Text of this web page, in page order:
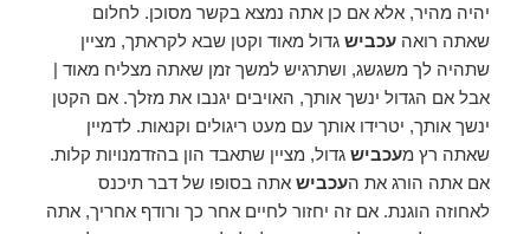
יהיה מהיר, אלא אם כן אתה נמצא בקשר מסוכן. לחלום
שאתה רואהעכביש גדול מאוד וקטן שבא לקראתך, מציין
שתהיה לך משגשג, ושתרגיש למשך זמן שאתה מצליח מאוד |
אבל אם הגדול ינשך אותך, האויבים יגנבו את מזלך. אם הקטן
ינשך אותך, יטרידו אותך עם מעט ריגולים וקנאות. לדמיין
שאתה רץ מעכביש גדול, מציין שתאבד הון בהזדמנויות קלות.
אם אתה הורג את העכביש אתה בסופו של דבר תיכנס
לאחוזה הוגנת. אם זה יחזור לחיים אחר כך ורודף אחריך, אתה